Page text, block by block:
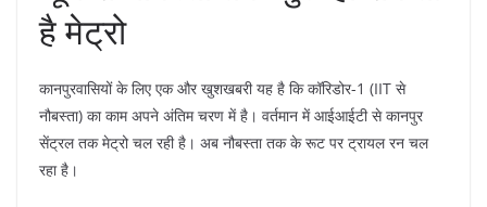
है मेट्रो
​कानपुरवासियों के लिए एक और खुशखबरी यह है कि कॉरिडोर-1 (IIT से
नौबस्ता) का काम अपने अंतिम चरण में है। वर्तमान में आईआईटी से कानपुर
सेंट्रल तक मेट्रो चल रही है। अब नौबस्ता तक के रूट पर ट्रायल रन चल
रहा है।